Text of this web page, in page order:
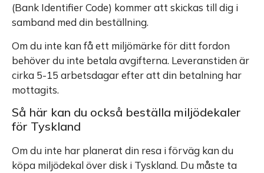
(Bank Identifier Code) kommer att skickas till dig i
samband med din beställning.
Om du inte kan få ett miljömärke för ditt fordon
behöver du inte betala avgifterna. Leveranstiden är
cirka 5-15 arbetsdagar efter att din betalning har
mottagits.
Så här kan du också beställa miljödekaler
för Tyskland
Om du inte har planerat din resa i förväg kan du
köpa miljödekal över disk i Tyskland. Du måste ta